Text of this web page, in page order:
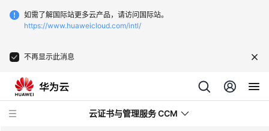
如需了解国际站更多云产品，请访问国际站。
https://www.huaweicloud.com/intl/
不再显示此消息
云证书与管理服务 CCM